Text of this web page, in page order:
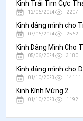
Kinh Trái Tim Cực
12/06/2024 2207
Kinh dâng mình cho
07/06/2024 2562
05/06/2024 3180
Kinh dâng mình cho
01/10/2023 14111
Kinh Kính Mừng 2
01/10/2023 1192